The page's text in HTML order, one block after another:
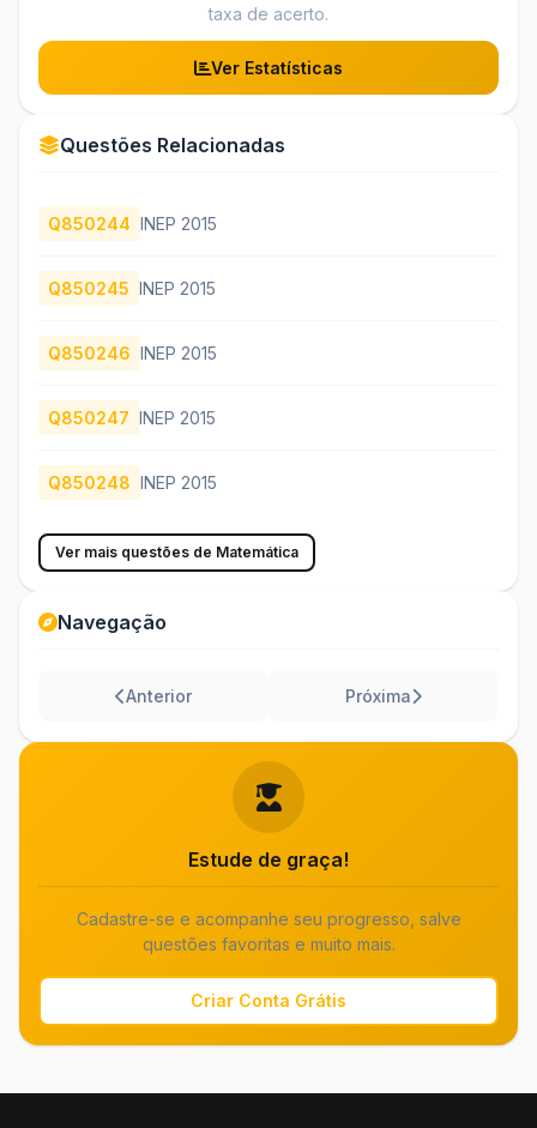
taxa de acerto.
Ver Estatísticas
Questões Relacionadas
Q850244 INEP 2015
Q850245 INEP 2015
Q850246 INEP 2015
Q850247 INEP 2015
Q850248 INEP 2015
Ver mais questões de Matemática
Navegação
Anterior Próxima
Estude de graça!
Cadastre-se e acompanhe seu progresso, salve
questões favoritas e muito mais.
Criar Conta Grátis